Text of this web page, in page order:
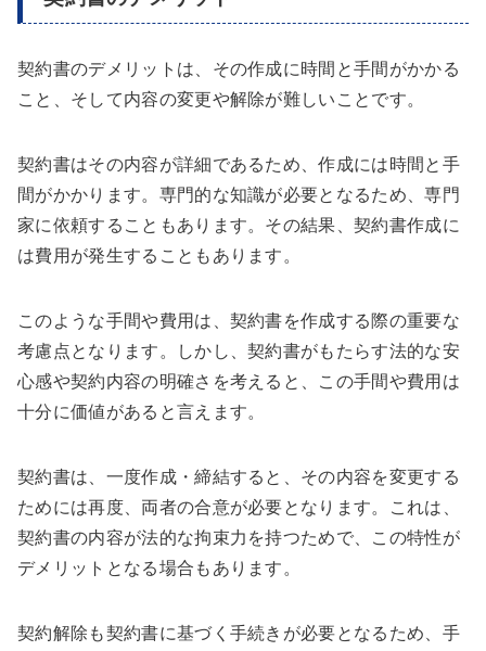
契約書のデメリットは、その作成に時間と手間がかかる
こと、そして内容の変更や解除が難しいことです。
契約書はその内容が詳細であるため、作成には時間と手
間がかかります。専門的な知識が必要となるため、専門
家に依頼することもあります。その結果、契約書作成に
は費用が発生することもあります。
このような手間や費用は、契約書を作成する際の重要な
考慮点となります。しかし、契約書がもたらす法的な安
心感や契約内容の明確さを考えると、この手間や費用は
十分に価値があると言えます。
契約書は、一度作成・締結すると、その内容を変更する
ためには再度、両者の合意が必要となります。これは、
契約書の内容が法的な拘束力を持つためで、この特性が
デメリットとなる場合もあります。
契約解除も契約書に基づく手続きが必要となるため、手